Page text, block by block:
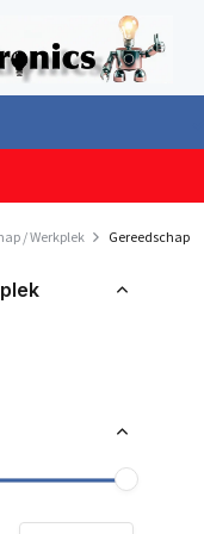
/ Werkplek Gereedschap